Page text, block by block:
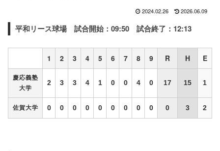
2024.02.26 2026.06.09
平和リース球場 試合開始：09:50 試合終了：12:13
1 2 3 4 5 6 7 8 9 R H E
慶応義塾
大学
2 3 3 4 1 0 0 4 0 17 15 1
佐賀大学 0 0 0 0 0 0 0 0 0 0 3 2